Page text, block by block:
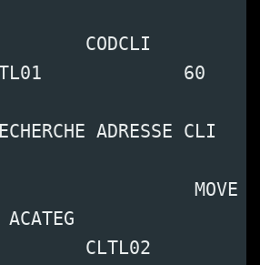
CODCLI
60
ADRESSE CLI
MOVE
CLTL02